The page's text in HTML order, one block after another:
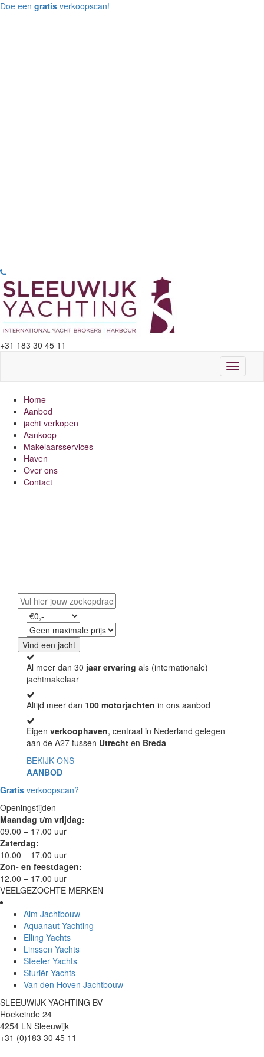
Doe een gratis verkoopscan!
+31 183 30 45 11
Toggle
Home
Aanbod
jacht verkopen
Aankoop
Makelaarsservices
Haven
Over ons
Contact
Vind een jacht
Al meer dan 30 jaar ervaring als (internationale)
jachtmakelaar
Altijd meer dan 100 motorjachten in ons aanbod
Eigen verkoophaven, centraal in Nederland gelegen
aan de A27 tussen Utrecht en Breda
BEKIJK ONS
AANBOD
Gratis verkoopscan?
Openingstijden
Maandag t/m vrijdag:
09.00 – 17.00 uur
Zaterdag:
10.00 – 17.00 uur
Zon- en feestdagen:
12.00 – 17.00 uur
VEELGEZOCHTE MERKEN
Alm Jachtbouw
Aquanaut Yachting
Elling Yachts
Linssen Yachts
Steeler Yachts
Sturiër Yachts
Van den Hoven Jachtbouw
SLEEUWIJK YACHTING BV
Hoekeinde 24
4254 LN Sleeuwijk
+31 (0)183 30 45 11